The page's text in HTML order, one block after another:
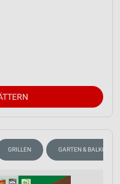
GRILLEN GARTEN & BALKON